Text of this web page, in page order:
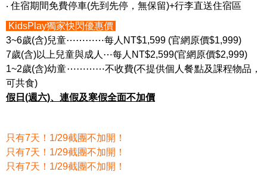
‧ 住宿期間免費停車(先到先停，無保留)+行李直送住宿區
KidsPlay獨家快閃優惠價
3~6歲(含)兒童⋯⋯⋯⋯每人NT$1,599 (官網原價$1,999)
7歲(含)以上兒童與成人⋯每人NT$2,599(官網原價$2,999)
1~2歲(含)幼童⋯⋯⋯⋯不收費(不提供個人餐點及課程物品，
可共食)
假日(週六)、連假及寒假全面不加價
只有7天！1/29截團不加開！
只有7天！1/29截團不加開！
只有7天！1/29截團不加開！